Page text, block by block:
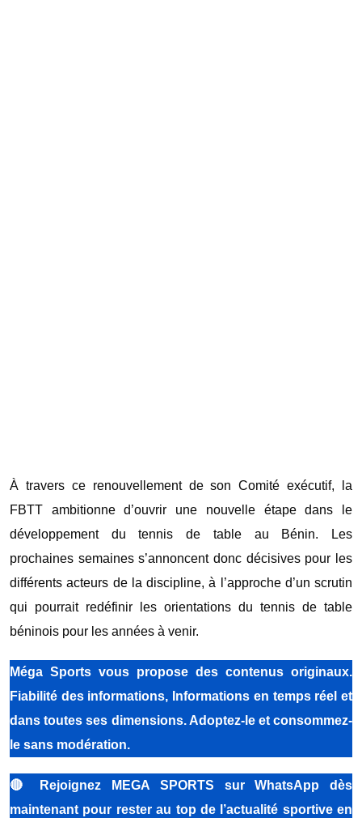
À travers ce renouvellement de son Comité exécutif, la
FBTT ambitionne d’ouvrir une nouvelle étape dans le
développement du tennis de table au Bénin. Les
prochaines semaines s’annoncent donc décisives pour les
différents acteurs de la discipline, à l’approche d’un scrutin
qui pourrait redéfinir les orientations du tennis de table
béninois pour les années à venir.
Méga Sports vous propose des contenus originaux.
Fiabilité des informations, Informations en temps réel et
dans toutes ses dimensions. Adoptez-le et consommez-
le sans modération.
🔴
Rejoignez MEGA SPORTS sur WhatsApp dès
maintenant pour rester au top de l’actualité sportive en